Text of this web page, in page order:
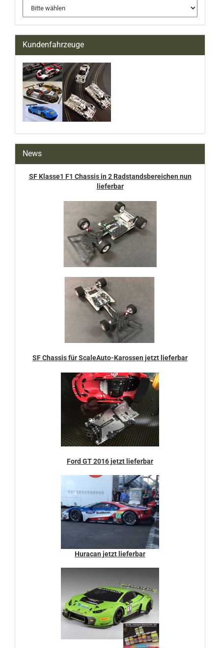
Kundenfahrzeuge
News
SF Klasse1 F1 Chassis in 2 Radstandsbereichen nun
lieferbar
SF Chassis für ScaleAuto-Karossen jetzt lieferbar
Ford GT 2016 jetzt lieferbar
Huracan jetzt lieferbar